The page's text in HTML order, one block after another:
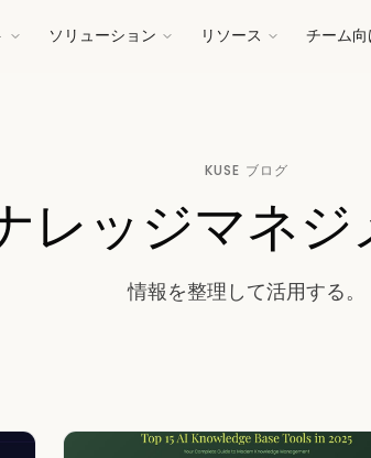
ソリューション リソース チーム向
KUSE ブログ
レッジマネジ
情報を整理して活用する。